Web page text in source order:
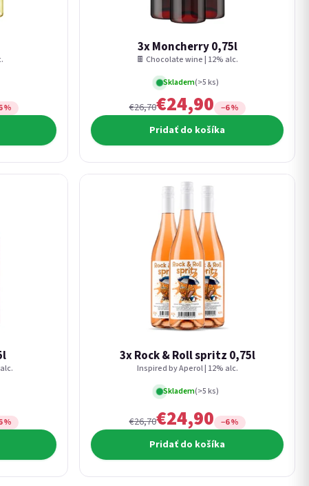
%
3x Moncherry 0,75l
🍫 Chocolate wine | 12% alc.
Skladem(>5 ks)
€26,70€24,90 −6 %
Pridať do košíka
%
3x Rock & Roll spritz 0,75l
Inspired by Aperol | 12% alc.
Skladem(>5 ks)
€26,70€24,90 −6 %
Pridať do košíka